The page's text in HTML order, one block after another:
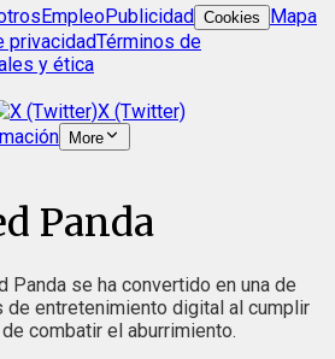
EmpleoPublicidad Cookies
Mapa
privacidadTérminos de
y ética
X (Twitter)
More
Panda
Panda se ha convertido en una de
entretenimiento digital al cumplir
combatir el aburrimiento.